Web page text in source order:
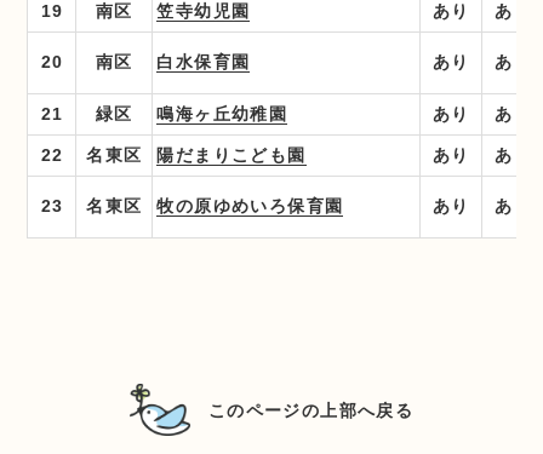
19 南区 笠寺幼児園 あり あり
20 南区 白水保育園 あり あり
21 緑区 鳴海ヶ丘幼稚園 あり あり
22 名東区 陽だまりこども園 あり あり
23 名東区 牧の原ゆめいろ保育園 あり あり
このページの上部へ戻る